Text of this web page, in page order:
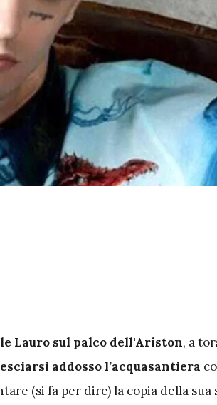
Lauro sul palco dell'Ariston, a
addosso l’acquasantiera
(si fa per dire) la copia della sua